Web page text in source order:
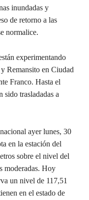
inundadas y
de retorno a las
normalice.
experimentando
Remansito en Ciudad
Franco. Hasta el
sido trasladadas a
ayer lunes, 30
en la estación del
sobre el nivel del
moderadas. Hoy
un nivel de 117,51
en el estado de